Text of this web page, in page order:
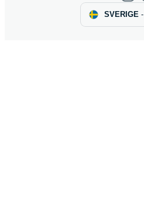
SVERIGE-